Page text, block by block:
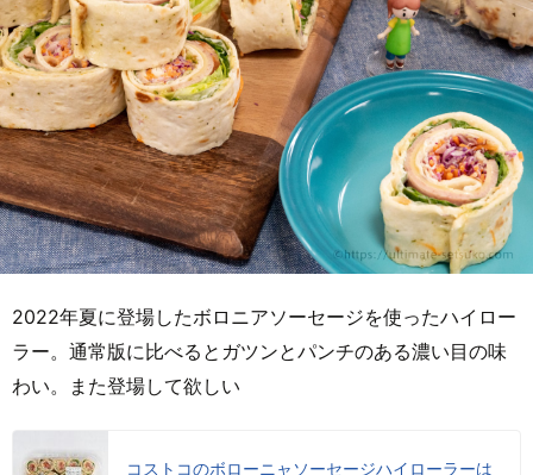
2022年夏に登場したボロニアソーセージを使ったハイロー
ラー。通常版に比べるとガツンとパンチのある濃い目の味
わい。また登場して欲しい
コストコのボローニャソーセージハイローラーは